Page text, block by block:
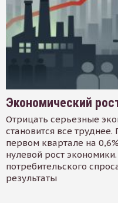
Экономический
Отрицать серьезные
становится все
первом квартале на
нулевой рост
потребительского
результаты